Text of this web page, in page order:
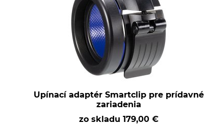
Upínací adaptér Smartclip pre prídavné
zariadenia
zo skladu179,00 €